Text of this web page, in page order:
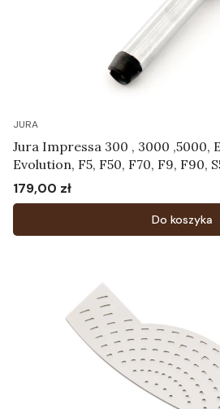
JURA
Jura Impressa 300 , 3000 ,5000,
Evolution, F5, F50, F70, F9, F90,
Cena
179,00 zł
Do koszyka